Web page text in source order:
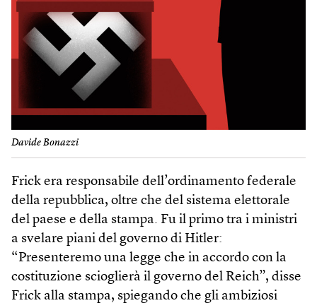
Davide Bonazzi
Frick era responsabile dell’ordinamento federale
della repubblica, oltre che del sistema elettorale
del paese e della stampa. Fu il primo tra i ministri
a svelare piani del governo di Hitler:
“Presenteremo una legge che in accordo con la
costituzione scioglierà il governo del Reich”, disse
Frick alla stampa, spiegando che gli ambiziosi